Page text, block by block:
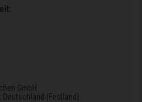
GmbH
, Deutschland (Festland)